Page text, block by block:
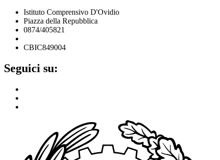
Istituto Comprensivo D'Ovidio
Piazza della Repubblica
0874/405821
CBIC849004
Seguici su: